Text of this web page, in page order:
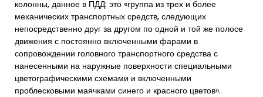
колонны, данное в ПДД: это «группа из трех и более
механических транспортных средств, следующих
непосредственно друг за другом по одной и той же полосе
движения с постоянно включенными фарами в
сопровождении головного транспортного средства с
нанесенными на наружные поверхности специальными
цветографическими схемами и включенными
проблесковыми маячками синего и красного цветов».